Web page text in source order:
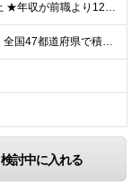
★経験者は月給38万円以上 ★年収が前職より120万円アップした実績あり ★前職の給与を最大限に考慮します！ 【経験者】 ■月給38万円～80万円＋各種手当＋賞与年2回 【未経験者/首都圏】 ■月
★23区内や大阪市内など、全国47都道府県で積極採用中！ ★直行直帰OK◎ ★U・Iターン歓迎 ★会社都合の転勤なし！ ご家族の転勤などに合わせた勤務先の変更はOK◎ ★大阪・東京・名古屋・福岡への引
検討中に入れる